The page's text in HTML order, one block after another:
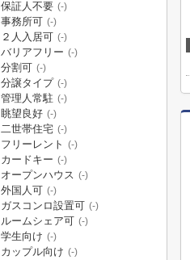
保証人不要 (-)
事務所可 (-)
２人入居可 (-)
バリアフリー (-)
分割可 (-)
分譲タイプ (-)
管理人常駐 (-)
眺望良好 (-)
二世帯住宅 (-)
フリーレント (-)
カードキー (-)
オープンハウス (-)
外国人可 (-)
ガスコンロ設置可 (-)
ルームシェア可 (-)
学生向け (-)
カップル向け (-)